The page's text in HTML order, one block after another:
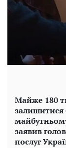
Майже 180
залишитися
заявив
послуг